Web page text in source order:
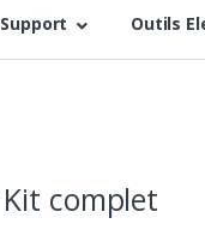
Support Outils
Kit complet